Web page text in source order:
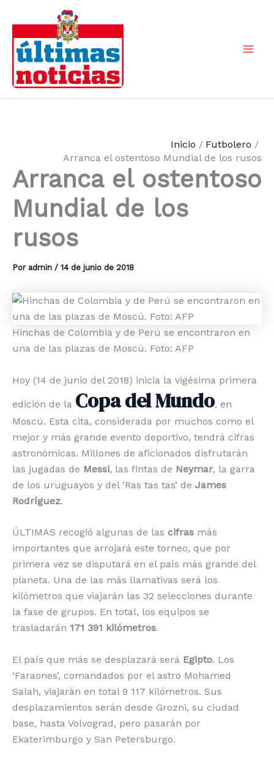
contenido
Inicio
Futbolero
Arranca el ostentoso Mundial de los rusos
Arranca el ostentoso
Mundial de los
rusos
Por admin / 14 de junio de 2018
Hinchas de Colombia y de Perú se encontraron en
una de las plazas de Moscú. Foto: AFP
Hoy (14 de junio del 2018) inicia la vigésima primera
edición de la Copa del Mundo, en
Moscú. Esta cita, considerada por muchos como el
mejor y más grande evento deportivo, tendrá cifras
astronómicas. Millones de aficionados disfrutarán
las jugadas de Messi, las fintas de Neymar, la garra
de los uruguayos y del ‘Ras tas tas’ de James
Rodríguez.
ÚLTIMAS recogió algunas de las cifras más
importantes que arrojará este torneo, que por
primera vez se disputará en el país más grande del
planeta. Una de las más llamativas será los
kilómetros que viajarán las 32 selecciones durante
la fase de grupos. En total, los equipos se
trasladarán 171 391 kilómetros.
El país que más se desplazará será Egipto. Los
‘Faraones’, comandados por el astro Mohamed
Salah, viajarán en total 9 117 kilómetros. Sus
desplazamientos serán desde Grozni, su ciudad
base, hasta Volvograd, pero ­pasarán por
Ekaterimburgo y San Petersburgo.